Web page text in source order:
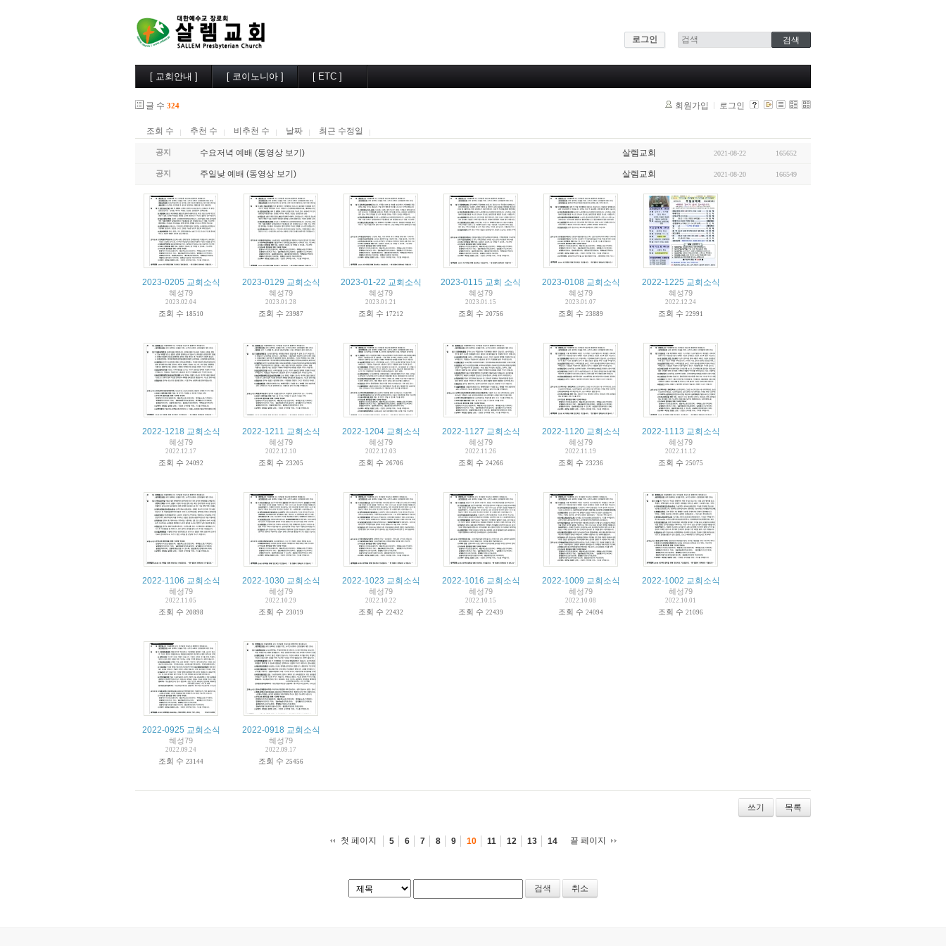
로그인
[ 교회안내 ]
예배시간
부교역자
시무장로
[ 코이노니아 ]
살렘목장
큐티/묵상
목양실
[ ETC ]
글 수 324 회원가입 로그인
조회 수 추천 수 비추천 수 날짜 최근 수정일
공지 수요저녁 예배 (동영상 보기) 살렘교회 2021-08-22 165652
공지 주일낮 예배 (동영상 보기) 살렘교회 2021-08-20 166549
2023-0205 교회소식
혜성79
2023.02.04
조회 수 18510
2023-0129 교회소식
혜성79
2023.01.28
조회 수 23987
2023-01-22 교회소식
혜성79
2023.01.21
조회 수 17212
2023-0115 교회 소식
혜성79
2023.01.15
조회 수 20756
2023-0108 교회소식
혜성79
2023.01.07
조회 수 23889
2022-1225 교회소식
혜성79
2022.12.24
조회 수 22991
2022-1218 교회소식
혜성79
2022.12.17
조회 수 24092
2022-1211 교회소식
혜성79
2022.12.10
조회 수 23205
2022-1204 교회소식
혜성79
2022.12.03
조회 수 26706
2022-1127 교회소식
혜성79
2022.11.26
조회 수 24266
2022-1120 교회소식
혜성79
2022.11.19
조회 수 23236
2022-1113 교회소식
혜성79
2022.11.12
조회 수 25075
2022-1106 교회소식
혜성79
2022.11.05
조회 수 20898
2022-1030 교회소식
혜성79
2022.10.29
조회 수 23019
2022-1023 교회소식
혜성79
2022.10.22
조회 수 22432
2022-1016 교회소식
혜성79
2022.10.15
조회 수 22439
2022-1009 교회소식
혜성79
2022.10.08
조회 수 24094
2022-1002 교회소식
혜성79
2022.10.01
조회 수 21096
2022-0925 교회소식
혜성79
2022.09.24
조회 수 23144
2022-0918 교회소식
혜성79
2022.09.17
조회 수 25456
쓰기 목록
첫 페이지 5 6 7 8 9 10 11 12 13 14 끝 페이지
취소